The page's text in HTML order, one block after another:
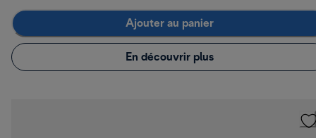
Ajouter au panier
En découvrir plus